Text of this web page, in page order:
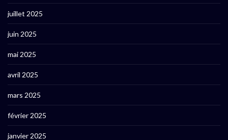
juillet 2025
juin 2025
mai 2025
avril 2025
mars 2025
février 2025
janvier 2025